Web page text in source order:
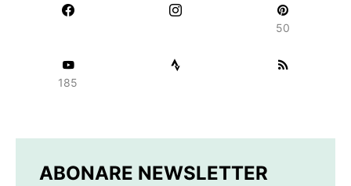
50
185
ABONARE NEWSLETTER